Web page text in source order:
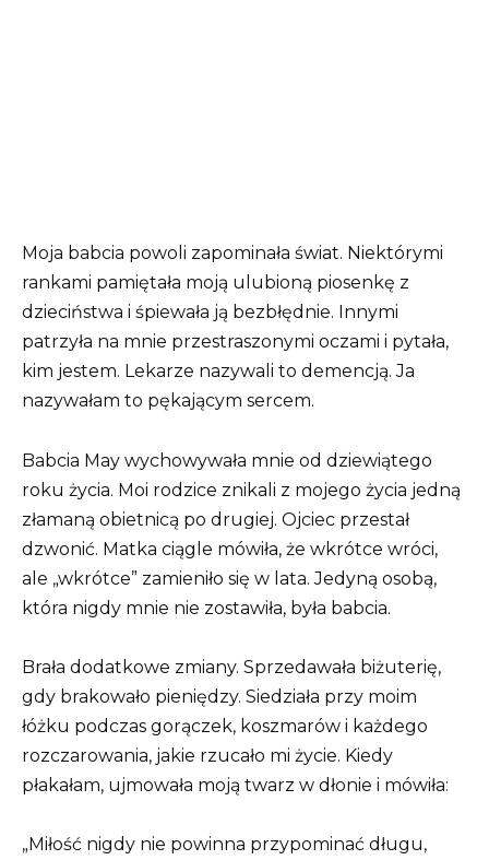
Moja babcia powoli zapominała świat. Niektórymi
rankami pamiętała moją ulubioną piosenkę z
dzieciństwa i śpiewała ją bezbłędnie. Innymi
patrzyła na mnie przestraszonymi oczami i pytała,
kim jestem. Lekarze nazywali to demencją. Ja
nazywałam to pękającym sercem.
Babcia May wychowywała mnie od dziewiątego
roku życia. Moi rodzice znikali z mojego życia jedną
złamaną obietnicą po drugiej. Ojciec przestał
dzwonić. Matka ciągle mówiła, że wkrótce wróci,
ale „wkrótce” zamieniło się w lata. Jedyną osobą,
która nigdy mnie nie zostawiła, była babcia.
Brała dodatkowe zmiany. Sprzedawała biżuterię,
gdy brakowało pieniędzy. Siedziała przy moim
łóżku podczas gorączek, koszmarów i każdego
rozczarowania, jakie rzucało mi życie. Kiedy
płakałam, ujmowała moją twarz w dłonie i mówiła:
„Miłość nigdy nie powinna przypominać długu,